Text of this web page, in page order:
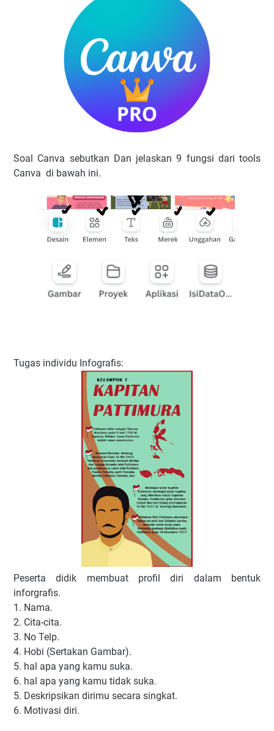
Soal Canva sebutkan Dan jelaskan 9 fungsi dari tools
Canva di bawah ini.
Tugas individu Infografis:
Peserta didik membuat profil diri dalam bentuk
inforgrafis.
1. Nama.
2. Cita-cita.
3. No Telp.
4. Hobi (Sertakan Gambar).
5. hal apa yang kamu suka.
6. hal apa yang kamu tidak suka.
5. Deskripsikan dirimu secara singkat.
6. Motivasi diri.